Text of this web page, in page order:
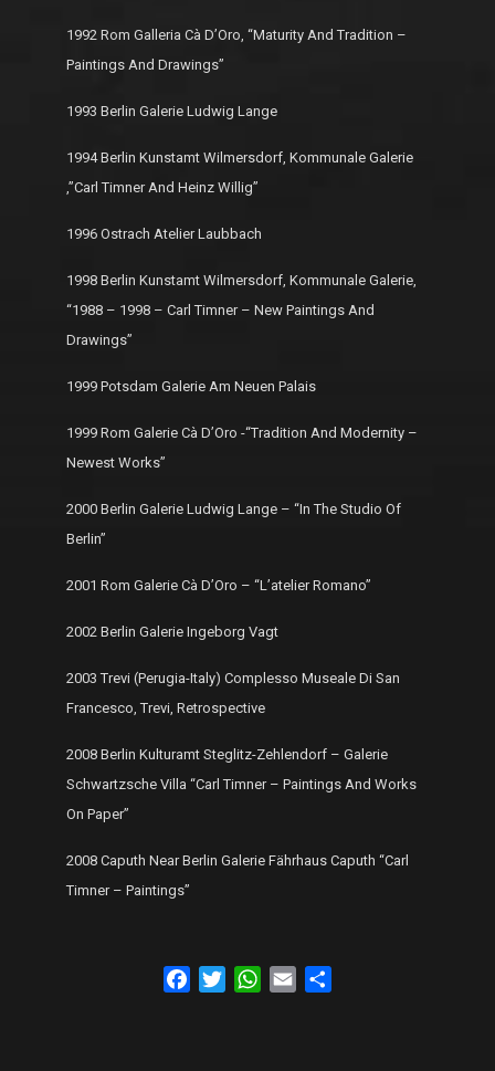
1992 Rom Galleria Cà D’Oro, “Maturity And Tradition –
Paintings And Drawings”
1993 Berlin Galerie Ludwig Lange
1994 Berlin Kunstamt Wilmersdorf, Kommunale Galerie
,”Carl Timner And Heinz Willig”
1996 Ostrach Atelier Laubbach
1998 Berlin Kunstamt Wilmersdorf, Kommunale Galerie,
“1988 – 1998 – Carl Timner – New Paintings And
Drawings”
1999 Potsdam Galerie Am Neuen Palais
1999 Rom Galerie Cà D’Oro -“Tradition And Modernity –
Newest Works”
2000 Berlin Galerie Ludwig Lange – “In The Studio Of
Berlin”
2001 Rom Galerie Cà D’Oro – “L’atelier Romano”
2002 Berlin Galerie Ingeborg Vagt
2003 Trevi (Perugia-Italy) Complesso Museale Di San
Francesco, Trevi, Retrospective
2008 Berlin Kulturamt Steglitz-Zehlendorf – Galerie
Schwartzsche Villa “Carl Timner – Paintings And Works
On Paper”
2008 Caputh Near Berlin Galerie Fährhaus Caputh “Carl
Timner – Paintings”
FacebookTwitterWhatsApp
Email